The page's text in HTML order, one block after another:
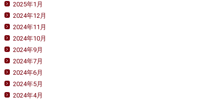
2025年1月
2024年12月
2024年11月
2024年10月
2024年9月
2024年7月
2024年6月
2024年5月
2024年4月